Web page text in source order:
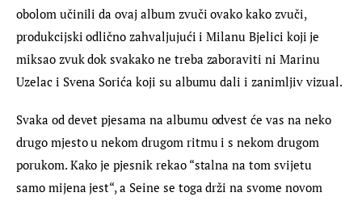
obolom učinili da ovaj album zvuči ovako kako zvuči,
produkcijski odlično zahvaljujući i Milanu Bjelici koji je
miksao zvuk dok svakako ne treba zaboraviti ni Marinu
Uzelac i Svena Sorića koji su albumu dali i zanimljiv vizual.
Svaka od devet pjesama na albumu odvest će vas na neko
drugo mjesto u nekom drugom ritmu i s nekom drugom
porukom. Kako je pjesnik rekao “stalna na tom svijetu
samo mijena jest“, a Seine se toga drži na svome novom